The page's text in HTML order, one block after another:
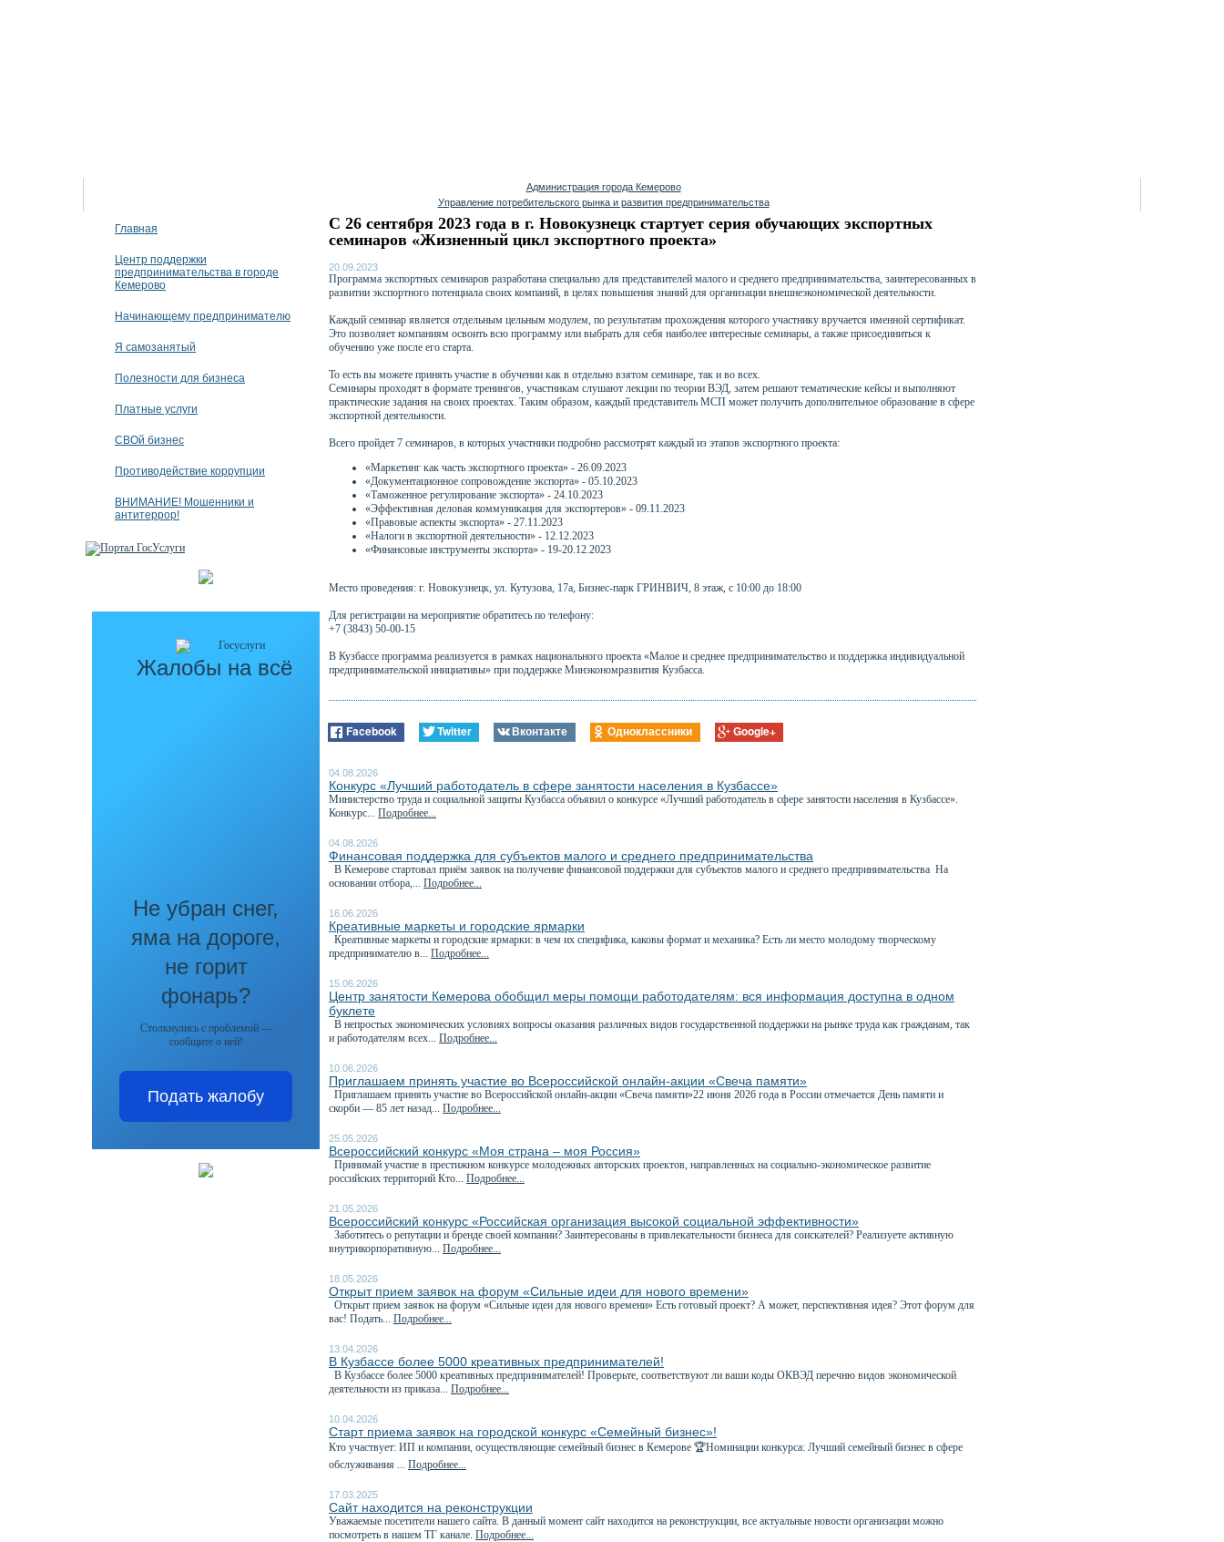
Администрация города Кемерово
Управление потребительского рынка и развития предпринимательства
Главная
Центр поддержки
предпринимательства в городе
Кемерово
Начинающему предпринимателю
Я самозанятый
Полезности для бизнеса
Платные услуги
СВОй бизнес
Противодействие коррупции
ВНИМАНИЕ! Мошенники и
антитеррор!
Жалобы на всё
Не убран снег,
яма на дороге,
не горит
фонарь?
Столкнулись с проблемой —
сообщите о ней!
Подать жалобу
С 26 сентября 2023 года в г. Новокузнецк стартует серия обучающих экспортных
семинаров «Жизненный цикл экспортного проекта»
20.09.2023
Программа экспортных семинаров разработана специально для представителей малого и среднего предпринимательства, заинтересованных в
развитии экспортного потенциала своих компаний, в целях повышения знаний для организации внешнеэкономической деятельности.
Каждый семинар является отдельным цельным модулем, по результатам прохождения которого участнику вручается именной сертификат.
Это позволяет компаниям освоить всю программу или выбрать для себя наиболее интересные семинары, а также присоединиться к
обучению уже после его старта.
То есть вы можете принять участие в обучении как в отдельно взятом семинаре, так и во всех.
Семинары проходят в формате тренингов, участникам слушают лекции по теории ВЭД, затем решают тематические кейсы и выполняют
практические задания на своих проектах. Таким образом, каждый представитель МСП может получить дополнительное образование в сфере
экспортной деятельности.
Всего пройдет 7 семинаров, в которых участники подробно рассмотрят каждый из этапов экспортного проекта:
«Маркетинг как часть экспортного проекта» - 26.09.2023
«Документационное сопровождение экспорта» - 05.10.2023
«Таможенное регулирование экспорта» - 24.10.2023
«Эффективная деловая коммуникация для экспортеров» - 09.11.2023
«Правовые аспекты экспорта» - 27.11.2023
«Налоги в экспортной деятельности» - 12.12.2023
«Финансовые инструменты экспорта» - 19-20.12.2023
Место проведения: г. Новокузнецк, ул. Кутузова, 17а, Бизнес-парк ГРИНВИЧ, 8 этаж, с 10:00 до 18:00
Для регистрации на мероприятие обратитесь по телефону:
+7 (3843) 50-00-15
В Кузбассе программа реализуется в рамках национального проекта «Малое и среднее предпринимательство и поддержка индивидуальной
предпринимательской инициативы» при поддержке Минэкономразвития Кузбасса.
Facebook Twitter Вконтакте Одноклассники Google+
04.08.2026
Конкурс «Лучший работодатель в сфере занятости населения в Кузбассе»
Министерство труда и социальной защиты Кузбасса объявил о конкурсе «Лучший работодатель в сфере занятости населения в Кузбассе».
Конкурс... Подробнее...
04.08.2026
Финансовая поддержка для субъектов малого и среднего предпринимательства
В Кемерове стартовал приём заявок на получение финансовой поддержки для субъектов малого и среднего предпринимательства На
основании отбора,... Подробнее...
16.06.2026
Креативные маркеты и городские ярмарки
Креативные маркеты и городские ярмарки: в чем их специфика, каковы формат и механика? Есть ли место молодому творческому
предпринимателю в... Подробнее...
15.06.2026
Центр занятости Кемерова обобщил меры помощи работодателям: вся информация доступна в одном
буклете
В непростых экономических условиях вопросы оказания различных видов государственной поддержки на рынке труда как гражданам, так
и работодателям всех... Подробнее...
10.06.2026
Приглашаем принять участие во Всероссийской онлайн-акции «Свеча памяти»
Приглашаем принять участие во Всероссийской онлайн-акции «Свеча памяти»22 июня 2026 года в России отмечается День памяти и
скорби — 85 лет назад... Подробнее...
25.05.2026
Всероссийский конкурс «Моя страна – моя Россия»
Принимай участие в престижном конкурсе молодежных авторских проектов, направленных на социально-экономическое развитие
российских территорий Кто... Подробнее...
21.05.2026
Всероссийский конкурс «Российская организация высокой социальной эффективности»
Заботитесь о репутации и бренде своей компании? Заинтересованы в привлекательности бизнеса для соискателей? Реализуете активную
внутрикорпоративную... Подробнее...
18.05.2026
Открыт прием заявок на форум «Сильные идеи для нового времени»
Открыт прием заявок на форум «Сильные идеи для нового времени» Есть готовый проект? А может, перспективная идея? Этот форум для
вас! Подать... Подробнее...
13.04.2026
В Кузбассе более 5000 креативных предпринимателей!
В Кузбассе более 5000 креативных предпринимателей! Проверьте, соответствуют ли ваши коды ОКВЭД перечню видов экономической
деятельности из приказа... Подробнее...
10.04.2026
Старт приема заявок на городской конкурс «Семейный бизнес»!
Кто участвует: ИП и компании, осуществляющие семейный бизнес в Кемерове 🏆Номинации конкурса: Лучший семейный бизнес в сфере
обслуживания ... Подробнее...
17.03.2025
Сайт находится на реконструкции
Уважаемые посетители нашего сайта. В данный момент сайт находится на реконструкции, все актуальные новости организации можно
посмотреть в нашем ТГ канале. Подробнее...